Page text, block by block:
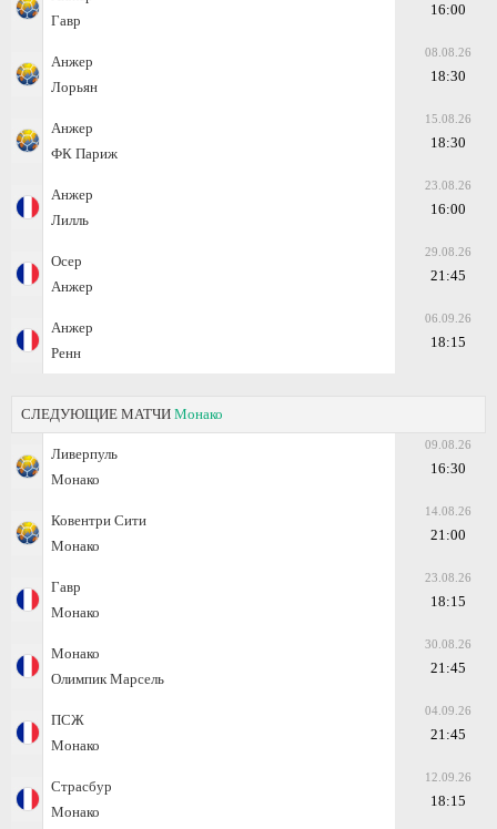
Гавр
16:00
Анжер
Лорьян
08.08.26
18:30
Анжер
ФК Париж
15.08.26
18:30
Анжер
Лилль
23.08.26
16:00
Осер
Анжер
29.08.26
21:45
Анжер
Ренн
06.09.26
18:15
СЛЕДУЮЩИЕ МАТЧИ Монако
Ливерпуль
Монако
09.08.26
16:30
Ковентри Сити
Монако
14.08.26
21:00
Гавр
Монако
23.08.26
18:15
Монако
Олимпик Марсель
30.08.26
21:45
ПСЖ
Монако
04.09.26
21:45
Страсбур
Монако
12.09.26
18:15